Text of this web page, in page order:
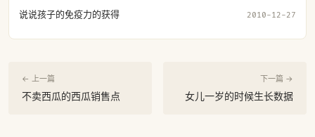
说说孩子的免疫力的获得 2010-12-27
← 上一篇
不卖西瓜的西瓜销售点
下一篇 →
女儿一岁的时候生长数据